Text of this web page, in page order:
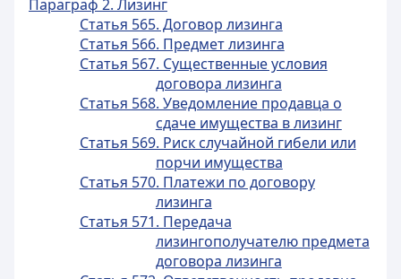
Параграф 2. Лизинг
Статья 565. Договор лизинга
Статья 566. Предмет лизинга
Статья 567. Существенные условия
договора лизинга
Статья 568. Уведомление продавца о
сдаче имущества в лизинг
Статья 569. Риск случайной гибели или
порчи имущества
Статья 570. Платежи по договору
лизинга
Статья 571. Передача
лизингополучателю предмета
договора лизинга